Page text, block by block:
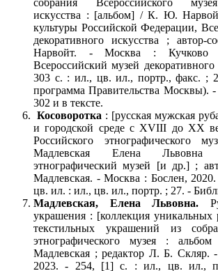
собрания Всероссийского
искусства : [альбом] / К. Ю.
культуры Российской Федерации,
декоративного искусства ; автор-
Нарвойт. - Москва : Кучково
Всероссийский музей
303 с. : ил., цв. ил., портр., факс. ;
программа Правительства Москвы).
302 и в тексте.
Косоворотка : [русская мужская
и городской среде с XVIII до XX
Российского этнографического
Мадлевская Елена
этнографический музей [и др.] ;
Мадлевская. - Москва : Бослен,
цв. ил. : ил., цв. ил., портр. ; 27. -
Мадлевская, Елена Львовна.
украшения : [коллекция уникальных
текстильных украшений из
этнографического музея :
Мадлевская ; редактор Л. Б. Скляр.
2023. - 254, [1] с. : ил., цв. ил.,